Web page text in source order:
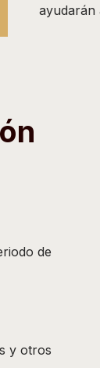
ayudarán
de
y otros